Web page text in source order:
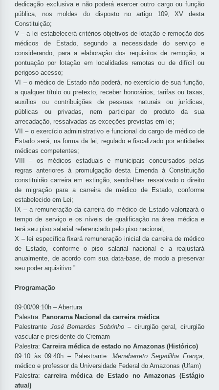
dedicação exclusiva e não poderá exercer outro cargo ou função
pública, nos moldes do disposto no artigo 109, XV desta
Constituição;
V – a lei estabelecerá critérios objetivos de lotação e remoção dos
médicos de Estado, segundo a necessidade do serviço e
considerando, para a elaboração dos requisitos de remoção, a
pontuação por lotação em localidades remotas ou de difícil ou
perigoso acesso;
VI – o médico de Estado não poderá, no exercício de sua função,
a qualquer título ou pretexto, receber honorários, tarifas ou taxas,
auxílios ou contribuições de pessoas naturais ou jurídicas,
públicas ou privadas, nem participar do produto da sua
arrecadação, ressalvadas as exceções previstas em lei;
VII – o exercício administrativo e funcional do cargo de médico de
Estado será, na forma da lei, regulado e fiscalizado por entidades
médicas competentes;
VIII – os médicos estaduais e municipais concursados pelas
regras anteriores à promulgação desta Emenda à Constituição
constituirão carreira em extinção, sendo-lhes ressalvado o direito
de migração para a carreira de médico de Estado, conforme
estabelecido em Lei;
IX – a remuneração da carreira do médico de Estado valorizará o
tempo de serviço e os níveis de qualificação na área médica e
terá seu piso salarial referenciado pelo piso nacional;
X – lei específica fixará remuneração inicial da carreira de médico
de Estado, conforme o piso salarial nacional e a reajustará
anualmente, de acordo com sua data-base, de modo a preservar
seu poder aquisitivo.”
Programação
09:00/09:10h – Abertura
Palestra: Panorama Nacional da carreira médica
Palestrante José Bernardes Sobrinho – cirurgião geral, cirurgião
vascular e presidente do Cremam
Palestra: Carreira médica de estado no Amazonas (Histórico)
09:10 às 09:40h – Palestrante: Menabarreto Segadilha França,
médico e professor da Universidade Federal do Amazonas (Ufam)
Palestra: carreira médica de Estado no Amazonas (Estágio
atual)